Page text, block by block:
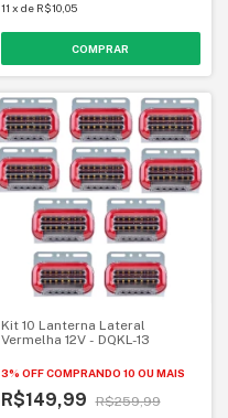
11 x de R$10,05
Kit 10 Lanterna Lateral
Vermelha 12V - DQKL-13
3% OFF COMPRANDO 10 OU MAIS
R$149,99
R$259,99